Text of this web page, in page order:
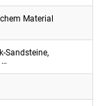
Material
Sandsteine,
…